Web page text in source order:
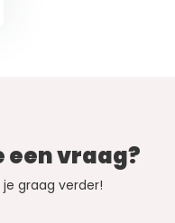
een vraag?
graag verder!